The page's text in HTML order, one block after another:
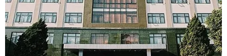
Blogger viết sách về hành trình "xê
dịch," cổ vũ giới trẻ tự tin trải nghiệm
03/06/2026 01:39